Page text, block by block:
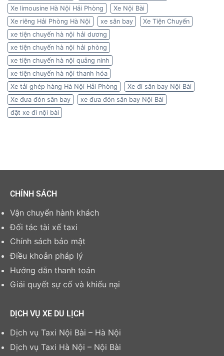
Xe limousine Hà Nội Hải Phòng
Xe Nội Bài
Xe riêng Hải Phòng Hà Nội
xe sân bay
Xe Tiện Chuyến
xe tiện chuyến hà nội hải dương
xe tiện chuyến hà nội hải phòng
xe tiện chuyến hà nội quảng ninh
xe tiện chuyến hà nội thanh hóa
Xe tải ghép hàng Hà Nội Hải Phòng
Xe đi sân bay Nội Bài
Xe đưa đón sân bay
xe đưa đón sân bay Nội Bài
đặt xe đi nội bài
CHÍNH SÁCH
Vận chuyển hành khách
Đối tác tài xế taxi
Chính sách bảo mật
Điều khoản pháp lý
Hướng dẫn thanh toán
Giải quyết sự cố và khiếu nại
DỊCH VỤ XE DU LỊCH
Dịch vụ Taxi Nội Bài – Hà Nội
Dịch vụ Taxi Hà Nội – Nội Bài